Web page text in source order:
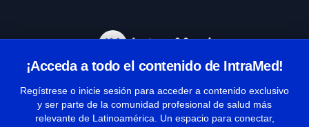
¡Acceda a todo el contenido de IntraMed!
Regístrese o inicie sesión para acceder a contenido exclusivo
y ser parte de la comunidad profesional de salud más
relevante de Latinoamérica. Un espacio para conectar,